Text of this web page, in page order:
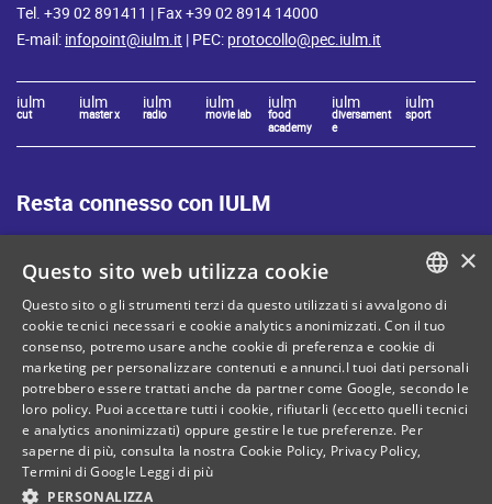
Tel. +39 02 891411 | Fax +39 02 8914 14000
E-mail: infopoint@iulm.it | PEC: protocollo@pec.iulm.it
iulm
cut
iulm
master x
iulm
radio
iulm
movie lab
iulm
food
academy
iulm
diversament
e
iulm
sport
Resta connesso con IULM
Mappa del sito
Privacy policy
Cookie Policy
Note legali
Contatti
C. Fiscale: 80071270153
ITALIAN
ENGLISH
×
Questo sito web utilizza cookie
Questo sito o gli strumenti terzi da questo utilizzati si avvalgono di
cookie tecnici necessari e cookie analytics anonimizzati. Con il tuo
consenso, potremo usare anche cookie di preferenza e cookie di
marketing per personalizzare contenuti e annunci.I tuoi dati personali
potrebbero essere trattati anche da partner come Google, secondo le
loro policy. Puoi accettare tutti i cookie, rifiutarli (eccetto quelli tecnici
e analytics anonimizzati) oppure gestire le tue preferenze. Per
saperne di più, consulta la nostra Cookie Policy, Privacy Policy,
Termini di Google Leggi di più
PERSONALIZZA